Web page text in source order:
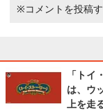
※コメントを投稿
「ト
は、ウ
上を走